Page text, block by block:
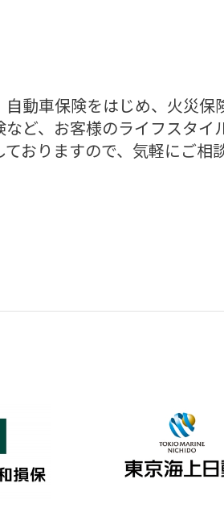
自動車保険をはじめ、火災保
ど、お客様のライフスタイ
おりますので、気軽にご相